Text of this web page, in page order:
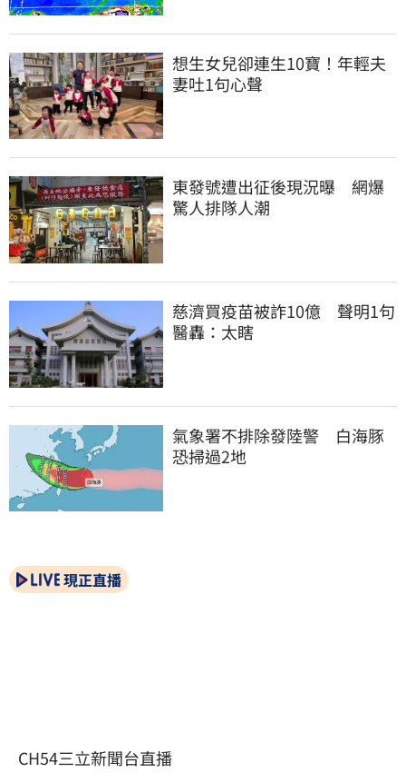
想生女兒卻連生10寶！年輕夫
妻吐1句心聲
東發號遭出征後現況曝　網爆
驚人排隊人潮
慈濟買疫苗被詐10億　聲明1句
醫轟：太瞎
氣象署不排除發陸警　白海豚
恐掃過2地
現正直播
CH54三立新聞台直播